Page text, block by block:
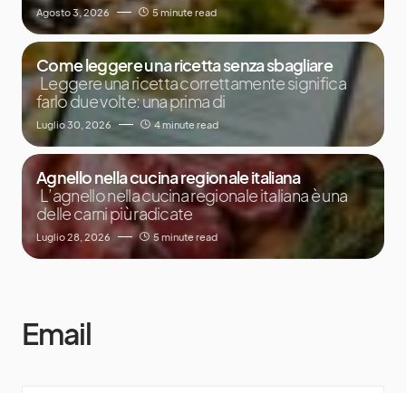
Agosto 3, 2026 5 minute read
Come leggere una ricetta senza sbagliare
Leggere una ricetta correttamente significa
farlo due volte: una prima di
Luglio 30, 2026 4 minute read
Agnello nella cucina regionale italiana
L’agnello nella cucina regionale italiana è una
delle carni più radicate
Luglio 28, 2026 5 minute read
Email